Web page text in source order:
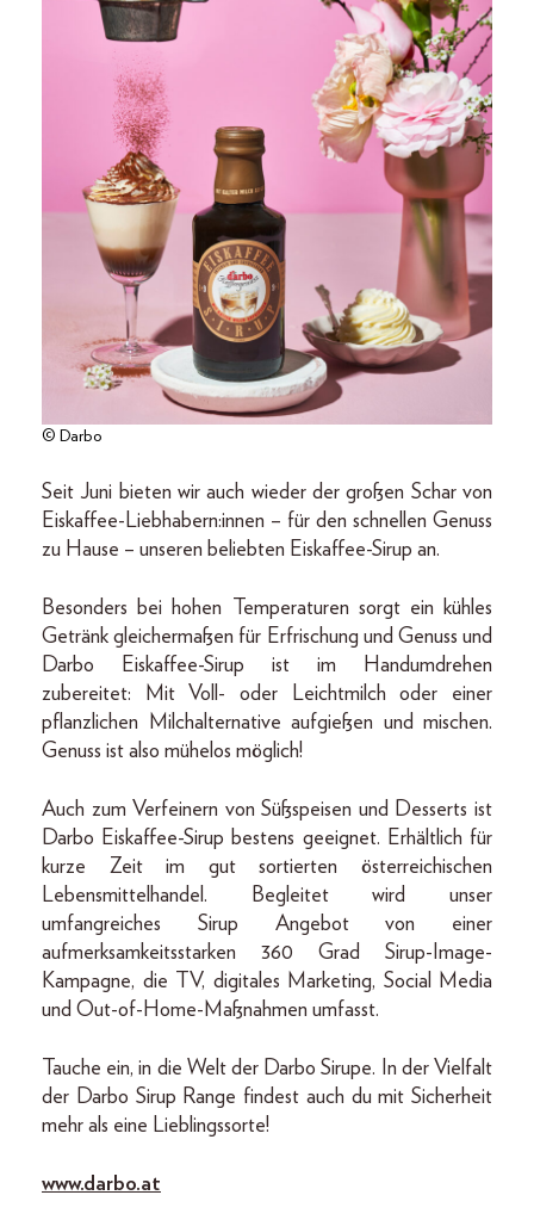
© Darbo
Seit Juni bieten wir auch wieder der großen Schar von
Eiskaffee-Liebhabern:innen – für den schnellen Genuss
zu Hause – unseren beliebten Eiskaffee-Sirup an.
Besonders bei hohen Temperaturen sorgt ein kühles
Getränk gleichermaßen für Erfrischung und Genuss und
Darbo Eiskaffee-Sirup ist im Handumdrehen
zubereitet: Mit Voll- oder Leichtmilch oder einer
pflanzlichen Milchalternative aufgießen und mischen.
Genuss ist also mühelos möglich!
Auch zum Verfeinern von Süßspeisen und Desserts ist
Darbo Eiskaffee-Sirup bestens geeignet. Erhältlich für
kurze Zeit im gut sortierten österreichischen
Lebensmittelhandel. Begleitet wird unser
umfangreiches Sirup Angebot von einer
aufmerksamkeitsstarken 360 Grad Sirup-Image-
Kampagne, die TV, digitales Marketing, Social Media
und Out-of-Home-Maßnahmen umfasst.
Tauche ein, in die Welt der Darbo Sirupe. In der Vielfalt
der Darbo Sirup Range findest auch du mit Sicherheit
mehr als eine Lieblingssorte!
www.darbo.at